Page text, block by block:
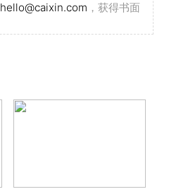
hello@caixin.com ，获得书面